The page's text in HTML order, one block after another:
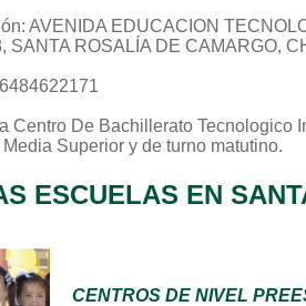
AVENIDA EDUCACION
SANTA ROSALÍA DE CAMARGO,
Centro De Bachillerato Tecnologico
Media Superior y de turno matutino.
ESCUELAS EN
CENTROS DE NIVEL